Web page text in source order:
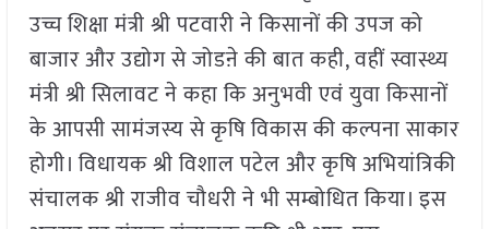
उच्च शिक्षा मंत्री श्री पटवारी ने किसानों की उपज को
बाजार और उद्योग से जोडऩे की बात कही, वहीं स्वास्थ्य
मंत्री श्री सिलावट ने कहा कि अनुभवी एवं युवा किसानों
के आपसी सामंजस्य से कृषि विकास की कल्पना साकार
होगी। विधायक श्री विशाल पटेल और कृषि अभियांत्रिकी
संचालक श्री राजीव चौधरी ने भी सम्बोधित किया। इस